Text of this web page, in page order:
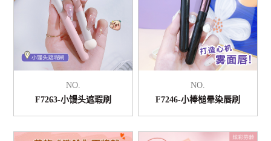
NO.
F7263-小馒头遮瑕刷
NO.
F7246-小棒槌晕染唇刷